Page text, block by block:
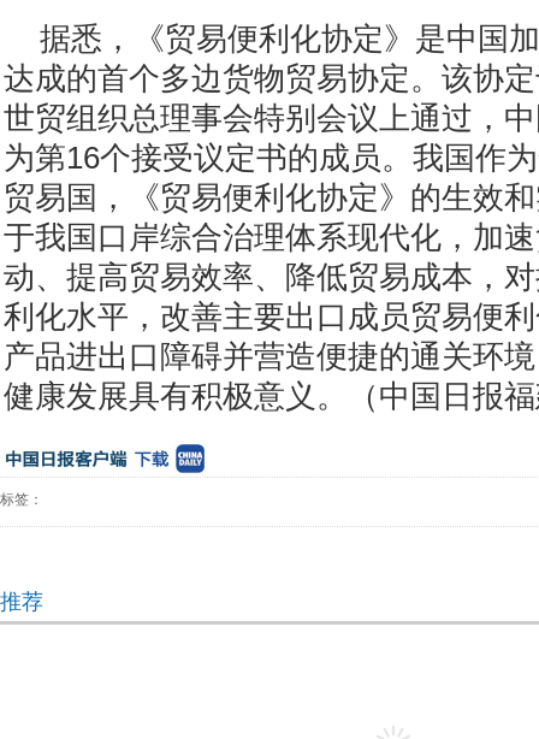
据悉，《贸易便利化协定》是中国
达成的首个多边货物贸易协定。该协
世贸组织总理事会特别会议上通过，
为第16个接受议定书的成员。我国作
贸易国，《贸易便利化协定》的生效
于我国口岸综合治理体系现代化，加
动、提高贸易效率、降低贸易成本，
利化水平，改善主要出口成员贸易便
产品进出口障碍并营造便捷的通关环
健康发展具有积极意义。（中国日报
标签：
推荐